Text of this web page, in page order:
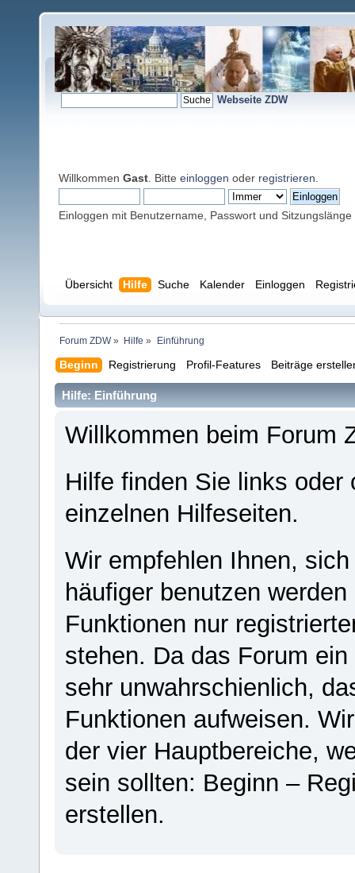
Webseite ZDW
Willkommen Gast . Bitte einloggen oder registrieren
Einloggen mit Benutzername, Passwort und Sitzungslänge
Übersicht Hilfe Suche Kalender Einloggen
Forum ZDW» Hilfe » Einführung
Beginn Registrierung Profil-Features Beiträge
Hilfe: Einführung
Willkommen beim Forum
Hilfe finden Sie links
einzelnen Hilfeseiten.
Wir empfehlen Ihnen,
häufiger benutzen
Funktionen nur
stehen. Da das Forum
sehr unwahrschienlich,
Funktionen aufweisen.
der vier Hauptbereiche,
sein sollten: Beginn –
erstellen.